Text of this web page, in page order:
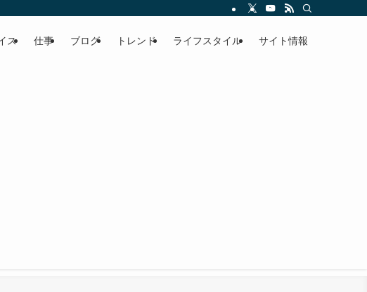
ス 仕事 ブログ トレンド ライフスタイル サイト情報